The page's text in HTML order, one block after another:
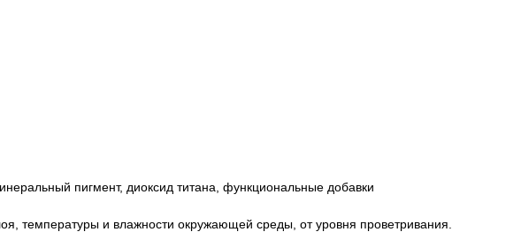
пигмент, диоксид титана, функциональные добавки
температуры и влажности окружающей среды, от уровня проветривания.